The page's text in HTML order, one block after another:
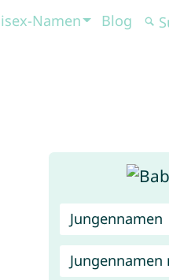
Namen Blog
Jungennamen